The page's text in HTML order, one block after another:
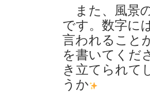
また、風景
です。数字に
言われること
を書いてくだ
き立てられて
うか